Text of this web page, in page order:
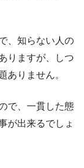
、知らない人の
りますが、しつ
ありません。
で、一貫した態
が出来るでしょ